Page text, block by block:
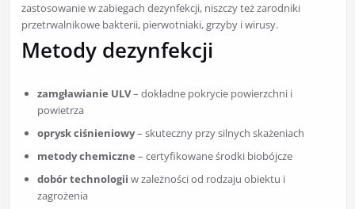
zastosowanie w zabiegach dezynfekcji, niszczy też zarodniki
przetrwalnikowe bakterii, pierwotniaki, grzyby i wirusy.
Metody dezynfekcji
zamgławianie ULV– dokładne pokrycie powierzchni i
powietrza
oprysk ciśnieniowy– skuteczny przy silnych skażeniach
metody chemiczne – certyfikowane środki biobójcze
dobór technologii w zależności od rodzaju obiektu i
zagrożenia